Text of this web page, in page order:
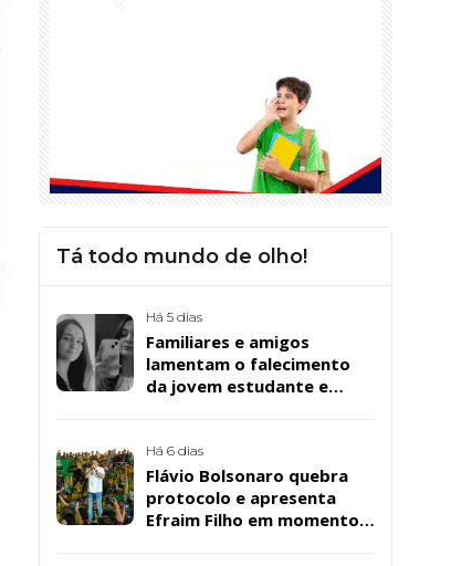
Tá todo mundo de olho!
Há 5 dias
Familiares e amigos
lamentam o falecimento
da jovem estudante e
Santos, em Patos
Há 6 dias
Flávio Bolsonaro quebra
protocolo e apresenta
Efraim Filho em momento